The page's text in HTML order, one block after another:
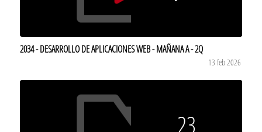
2034 - DESARROLLO DE APLICACIONES WEB - MAÑANA A - 2Q
13 feb 2026
23